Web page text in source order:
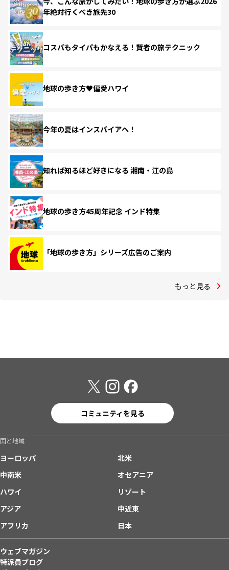
年絶対行くべき旅先30
コスパもタイパもかなえる！賢者の旅テクニック
地球の歩き方♥偏愛ハワイ
今年の夏はインスパイアへ！
知れば知るほど好きになる 湘南・江の島
地球の歩き方45周年記念 インド特集
「地球の歩き方」シリーズ広告のご案内
もっと見る
コミュニティを見る
国と地域
ヨーロッパ
北米
中南米
オセアニア
ハワイ
リゾート
アジア
中近東
アフリカ
日本
ウェブマガジン
特派員ブログ